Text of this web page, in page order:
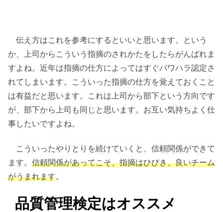
伝え方はこれを参考にするといいと思います。という
か、上司からこういう指摘のされかたをしたらがんばれま
すよね。近年は指摘の仕方によってはすぐパワハラ認定さ
れてしまいます。こういった指摘の仕方を覚えておくこと
は有益だと思います。これは上司から部下という方向です
が、部下から上司も同じと思います。お互い気持ちよく仕
事したいですよね。
こういったやりとりを続けていくと、信頼関係ができて
ます。 信頼関係があってこそ、指摘はひびき、良いチーム
がうまれます。
品質管理検定はオススメ